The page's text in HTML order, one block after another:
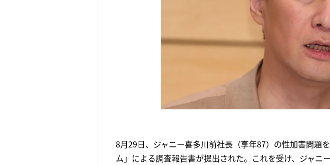
8月29日、ジャニー喜多川前社長（享年87）の性加害問題
ム」による調査報告書が提出された。これを受け、ジャニ